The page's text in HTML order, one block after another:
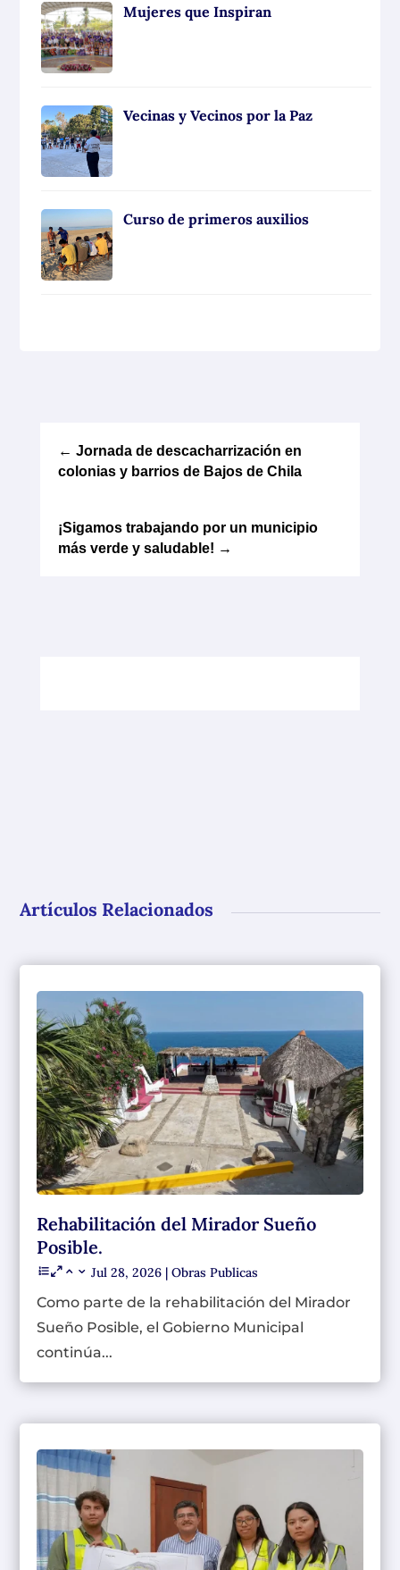
Mujeres que Inspiran
Vecinas y Vecinos por la Paz
Curso de primeros auxilios
← Jornada de descacharrización en
colonias y barrios de Bajos de Chila
¡Sigamos trabajando por un municipio
más verde y saludable! →
Artículos Relacionados
Rehabilitación del Mirador Sueño
Posible.
Jul 28, 2026 |Obras Publicas
Como parte de la rehabilitación del Mirador
Sueño Posible, el Gobierno Municipal
continúa...